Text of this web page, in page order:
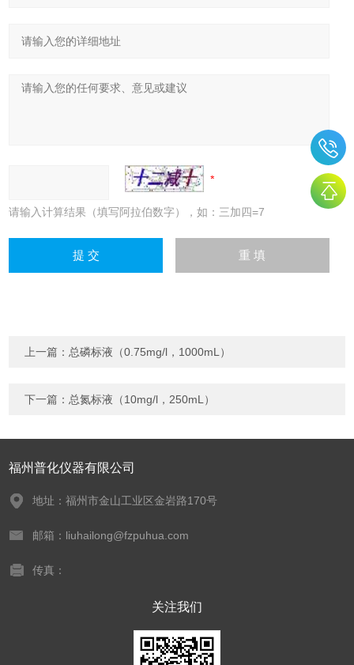
请输入计算结果（填写阿拉伯数字），如：三加四=7
上一篇： 总磷标液（0.75mg/l，1000mL）
下一篇： 总氮标液（10mg/l，250mL）
福州普化仪器有限公司
地址：福州市金山工业区金岩路170号
邮箱：liuhailong@fzpuhua.com
传真：
关注我们